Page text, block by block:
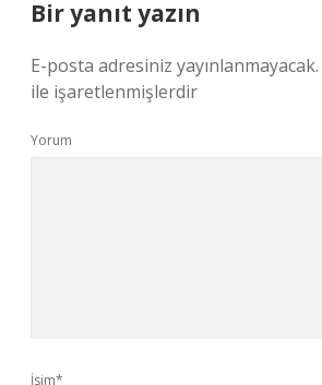
Bir yanıt yazın
E-posta adresiniz yayınlanmayacak.
ile işaretlenmişlerdir
Yorum
İsim*